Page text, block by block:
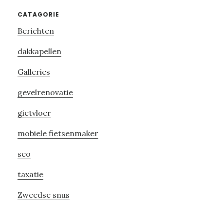
Primary
Sidebar
CATAGORIE
Berichten
dakkapellen
Galleries
gevelrenovatie
gietvloer
mobiele fietsenmaker
seo
taxatie
Zweedse snus